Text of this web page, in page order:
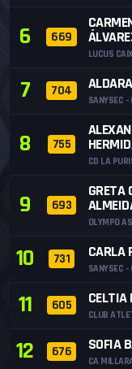
6 669
LUCUS
7 704
SANYSEC -
8 755
CD LA
9 693
GRETA
OLYMPO
10 731 CARLA
SANYSEC -
11 605 CELTIA
CLUB
12 676 SOFIA
CA